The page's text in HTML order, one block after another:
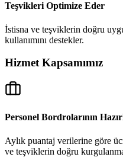
Teşvikleri Optimize Eder
İstisna ve teşviklerin doğru
kullanımını destekler.
Hizmet Kapsamımız
Personel Bordrolarının
Aylık puantaj verilerine göre
ve teşviklerin doğru